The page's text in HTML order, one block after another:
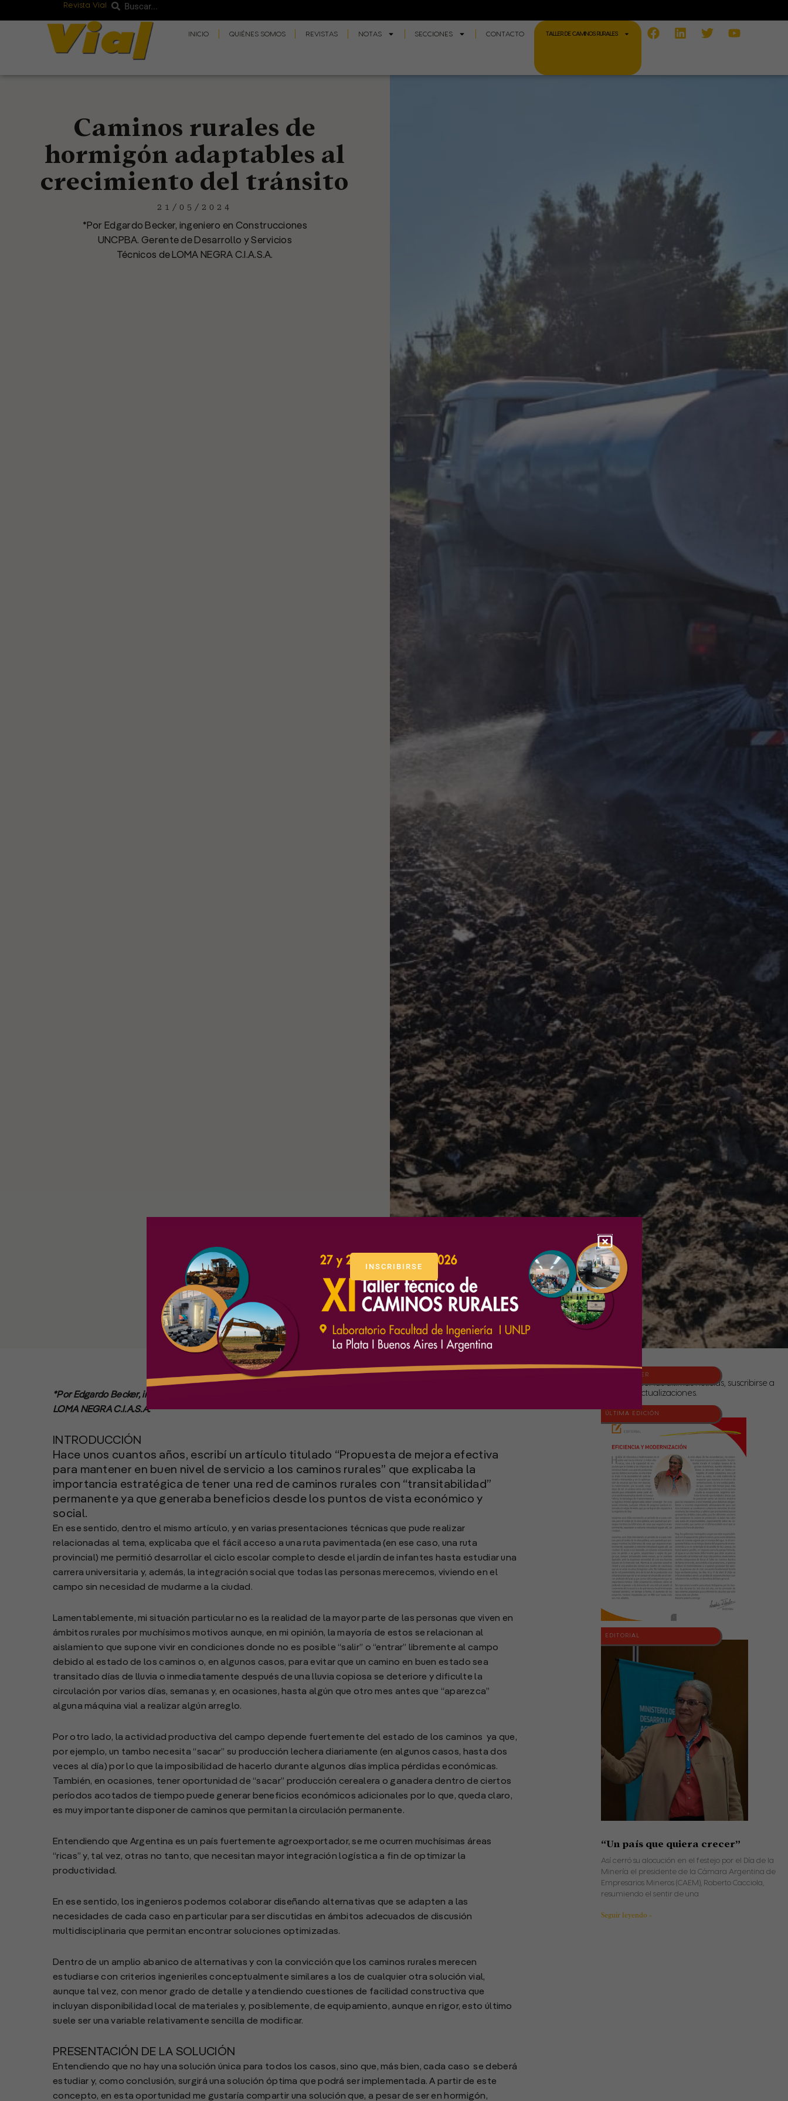
Revista Vial Buscar
Buscar
INICIO QUIÉNES SOMOS REVISTAS NOTAS SECCIONES CONTACTO TALLER DE CAMINOS RURALES
Facebook
LinkedinTwitterYoutube
Caminos rurales de
hormigón adaptables al
crecimiento del tránsito
21/05/2024
*Por Edgardo Becker, ingeniero en Construcciones
UNCPBA. Gerente de Desarrollo y Servicios
Técnicos de LOMA NEGRA C.I.A.S.A.
Para conocer las últimas noticias, suscribirse a
nuestras actualizaciones.
ÚLTIMA EDICIÓN
NEWSLETTER
EDITORIAL
“Un país que quiera crecer”
Así cerró su alocución en el festejo por el Día de la
Minería el presidente de la Cámara Argentina de
Empresarios Mineros (CAEM), Roberto Cacciola,
resumiendo el sentir de una
Seguir leyendo »
*Por Edgardo Becker, ingeniero en Construcciones UNCPBA. Gerente de Desarrollo y Servicios Técnicos de
LOMA NEGRA C.I.A.S.A.
INTRODUCCIÓN
Hace unos cuantos años, escribí un artículo titulado “Propuesta de mejora efectiva
para mantener en buen nivel de servicio a los caminos rurales” que explicaba la
importancia estratégica de tener una red de caminos rurales con “transitabilidad”
permanente ya que generaba beneficios desde los puntos de vista económico y
social.
En ese sentido, dentro el mismo artículo, y en varias presentaciones técnicas que pude realizar
relacionadas al tema, explicaba que el fácil acceso a una ruta pavimentada (en ese caso, una ruta
provincial) me permitió desarrollar el ciclo escolar completo desde el jardín de infantes hasta estudiar una
carrera universitaria y, además, la integración social que todas las personas merecemos, viviendo en el
campo sin necesidad de mudarme a la ciudad.
Lamentablemente, mi situación particular no es la realidad de la mayor parte de las personas que viven en
ámbitos rurales por muchísimos motivos aunque, en mi opinión, la mayoría de estos se relacionan al
aislamiento que supone vivir en condiciones donde no es posible “salir” o “entrar” libremente al campo
debido al estado de los caminos o, en algunos casos, para evitar que un camino en buen estado sea
transitado días de lluvia o inmediatamente después de una lluvia copiosa se deteriore y dificulte la
circulación por varios días, semanas y, en ocasiones, hasta algún que otro mes antes que “aparezca”
alguna máquina vial a realizar algún arreglo.
Por otro lado, la actividad productiva del campo depende fuertemente del estado de los caminos ya que,
por ejemplo, un tambo necesita “sacar” su producción lechera diariamente (en algunos casos, hasta dos
veces al día) por lo que la imposibilidad de hacerlo durante algunos días implica pérdidas económicas.
También, en ocasiones, tener oportunidad de “sacar” producción cerealera o ganadera dentro de ciertos
períodos acotados de tiempo puede generar beneficios económicos adicionales por lo que, queda claro,
es muy importante disponer de caminos que permitan la circulación permanente.
Entendiendo que Argentina es un país fuertemente agroexportador, se me ocurren muchísimas áreas
“ricas” y, tal vez, otras no tanto, que necesitan mayor integración logística a fin de optimizar la
productividad.
En ese sentido, los ingenieros podemos colaborar diseñando alternativas que se adapten a las
necesidades de cada caso en particular para ser discutidas en ámbitos adecuados de discusión
multidisciplinaria que permitan encontrar soluciones optimizadas.
Dentro de un amplio abanico de alternativas y con la convicción que los caminos rurales merecen
estudiarse con criterios ingenieriles conceptualmente similares a los de cualquier otra solución vial,
aunque tal vez, con menor grado de detalle y atendiendo cuestiones de facilidad constructiva que
incluyan disponibilidad local de materiales y, posiblemente, de equipamiento, aunque en rigor, esto último
suele ser una variable relativamente sencilla de modificar.
PRESENTACIÓN DE LA SOLUCIÓN
Entendiendo que no hay una solución única para todos los casos, sino que, más bien, cada caso se deberá
estudiar y, como conclusión, surgirá una solución óptima que podrá ser implementada. A partir de este
concepto, en esta oportunidad me gustaría compartir una solución que, a pesar de ser en hormigón,
INSCRIBIRSE